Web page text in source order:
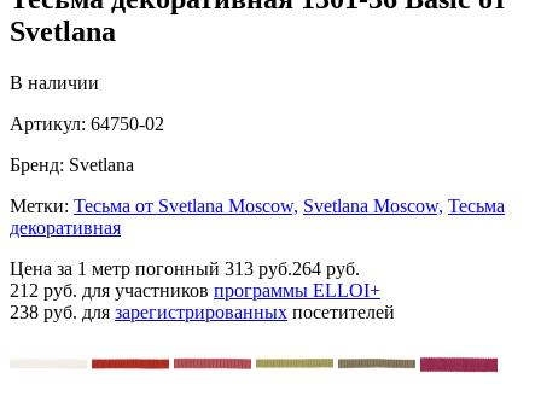
Svetlana
В наличии
Артикул: 64750-02
Бренд: Svetlana
Метки: Тесьма от Svetlana Moscow, Svetlana Moscow, Тесьма
декоративная
Цена за 1 метр погонный 313 руб.264 руб.
212 руб. для участников программы ELLOI+
238 руб. для зарегистрированных посетителей